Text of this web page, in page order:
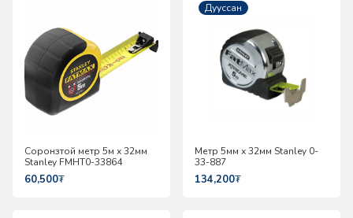
Соронзтой метр 5м х 32мм
Stanley FMHT0-33864
60,500₮
Дууссан
Метр 5мм х 32мм Stanley 0-
33-887
134,200₮